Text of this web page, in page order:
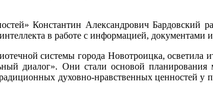
Константин Александрович Бардовский
в работе с информацией, документами
системы города Новотроицка, осветила
диалог». Они стали основой планирования
духовно-нравственных ценностей у